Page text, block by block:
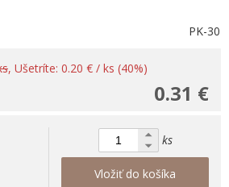
PK-30
, Ušetríte: 0.20 € / ks (40%)
0.31 €
ks
Vložiť do košíka